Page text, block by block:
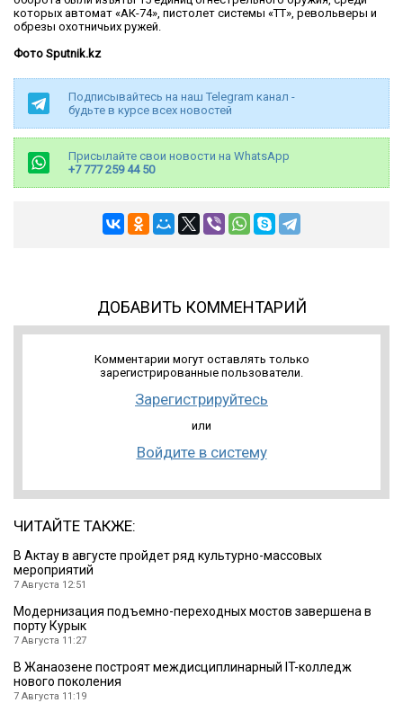
которых автомат «АК-74», пистолет системы «ТТ», револьверы и
обрезы охотничьих ружей.
Фото Sputnik.kz
Подписывайтесь на наш Telegram канал -
будьте в курсе всех новостей
Присылайте свои новости на WhatsApp
+7 777 259 44 50
ДОБАВИТЬ КОММЕНТАРИЙ
Комментарии могут оставлять только
зарегистрированные пользователи.
Зарегистрируйтесь
или
Войдите в систему
ЧИТАЙТЕ ТАКЖЕ:
В Актау в августе пройдет ряд культурно-массовых
мероприятий
7 Августа 12:51
Модернизация подъемно-переходных мостов завершена в
порту Курык
7 Августа 11:27
В Жанаозене построят междисциплинарный IT-колледж
нового поколения
7 Августа 11:19